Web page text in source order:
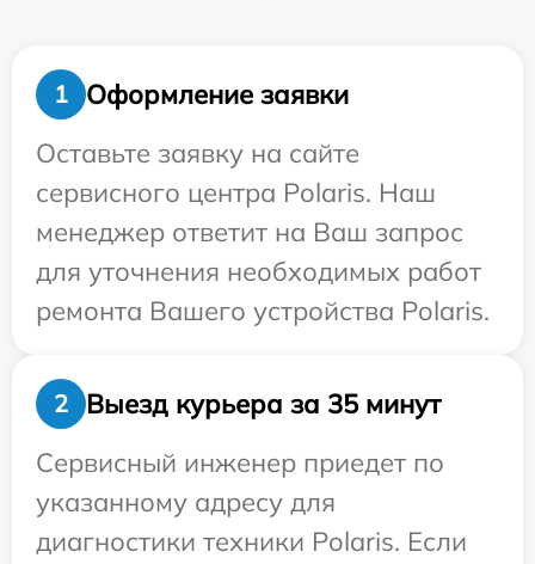
1
Оформление заявки
Оставьте заявку на сайте
сервисного центра Polaris. Наш
менеджер ответит на Ваш запрос
для уточнения необходимых работ
ремонта Вашего устройства Polaris.
2
Выезд курьера за 35 минут
Сервисный инженер приедет по
указанному адресу для
диагностики техники Polaris. Если